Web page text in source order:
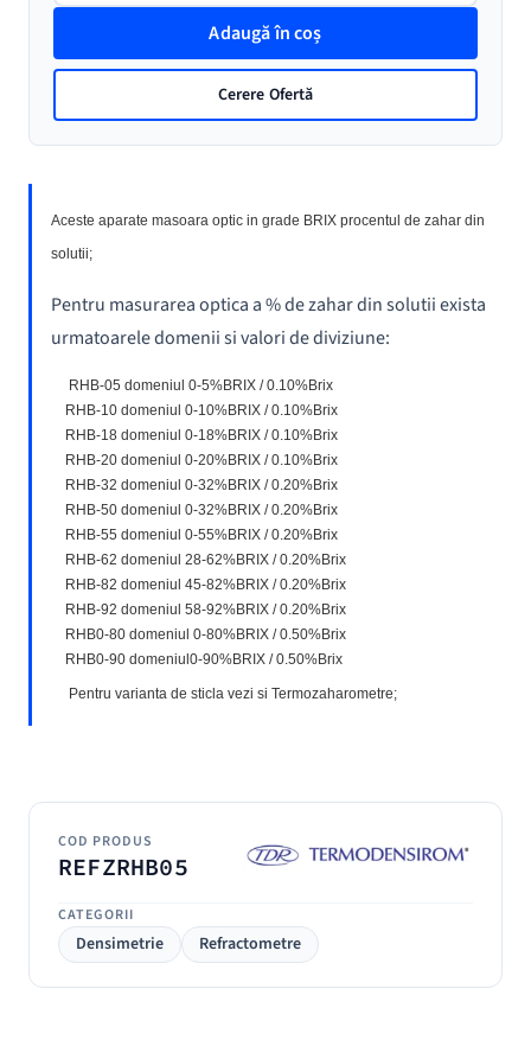
COD PRODUS
REFZRHB05
CATEGORII
Densimetrie Refractometre
Aceste aparate masoara optic in grade BRIX procentul de zahar din
solutii;
Pentru masurarea optica a % de zahar din solutii exista
urmatoarele domenii si valori de diviziune:
RHB-05 domeniul 0-5%BRIX / 0.10%Brix
RHB-10 domeniul 0-10%BRIX / 0.10%Brix
RHB-18 domeniul 0-18%BRIX / 0.10%Brix
RHB-20 domeniul 0-20%BRIX / 0.10%Brix
RHB-32 domeniul 0-32%BRIX / 0.20%Brix
RHB-50 domeniul 0-32%BRIX / 0.20%Brix
RHB-55 domeniul 0-55%BRIX / 0.20%Brix
RHB-62 domeniul 28-62%BRIX / 0.20%Brix
RHB-82 domeniul 45-82%BRIX / 0.20%Brix
RHB-92 domeniul 58-92%BRIX / 0.20%Brix
RHB0-80 domeniul 0-80%BRIX / 0.50%Brix
RHB0-90 domeniul0-90%BRIX / 0.50%Brix
Pentru varianta de sticla vezi si Termozaharometre;
Zahar
Adaugă în coș
Cerere Ofertă